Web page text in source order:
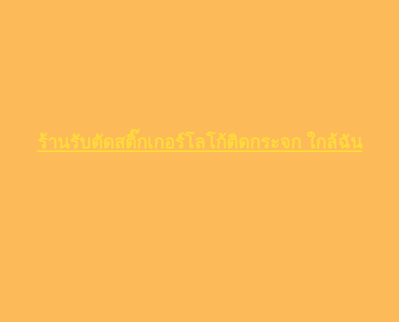
ร้านรับตัดสติ๊กเกอร์โลโก้ติดกระจก ใกล้ฉัน